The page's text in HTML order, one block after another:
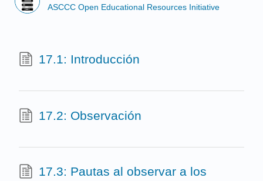
ASCCC Open Educational Resources Initiative
17.1: Introducción
17.2: Observación
17.3: Pautas al observar a los